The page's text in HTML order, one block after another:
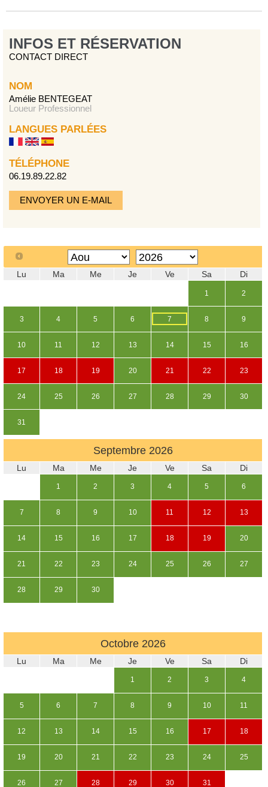
INFOS ET RÉSERVATION
CONTACT DIRECT
NOM
Amélie BENTEGEAT
Loueur Professionnel
LANGUES PARLÉES
TÉLÉPHONE
06.19.89.22.82
ENVOYER UN E-MAIL
Lu Ma Me Je Ve Sa Di
1 2
3 4 5 6 7 8 9
10 11 12 13 14 15 16
17 18 19 20 21 22 23
24 25 26 27 28 29 30
31
Septembre 2026
Lu Ma Me Je Ve Sa Di
1 2 3 4 5 6
7 8 9 10 11 12 13
14 15 16 17 18 19 20
21 22 23 24 25 26 27
28 29 30
Octobre 2026
Lu Ma Me Je Ve Sa Di
1 2 3 4
5 6 7 8 9 10 11
12 13 14 15 16 17 18
19 20 21 22 23 24 25
26 27 28 29 30 31